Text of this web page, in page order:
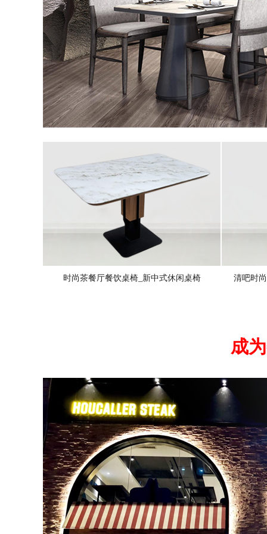
时尚茶餐厅餐饮桌椅_新中式休闲桌椅 清吧时
成